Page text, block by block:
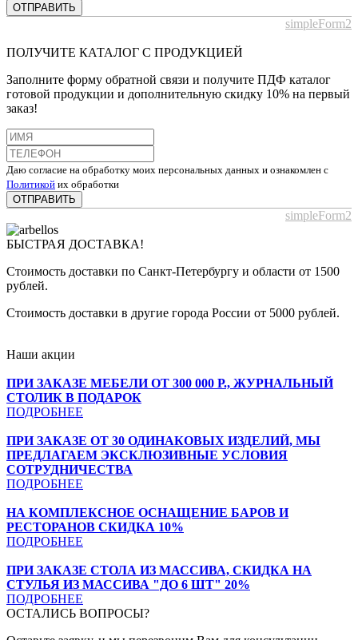
ОТПРАВИТЬ
simpleForm2
ПОЛУЧИТЕ КАТАЛОГ С ПРОДУКЦИЕЙ
Заполните форму обратной связи и получите ПДФ каталог
готовой продукции и дополнительную скидку 10% на первый
заказ!
Даю согласие на обработку моих персональных данных и ознакомлен с
Политикой их обработки
ОТПРАВИТЬ
simpleForm2
БЫСТРАЯ ДОСТАВКА!
Стоимость доставки по Санкт-Петербургу и области от 1500
рублей.
Стоимость доставки в другие города России от 5000 рублей.
Наши акции
ПРИ ЗАКАЗЕ МЕБЕЛИ ОТ 300 000 Р., ЖУРНАЛЬНЫЙ
СТОЛИК В ПОДАРОК
ПОДРОБНЕЕ
ПРИ ЗАКАЗЕ ОТ 30 ОДИНАКОВЫХ ИЗДЕЛИЙ, МЫ
ПРЕДЛАГАЕМ ЭКСКЛЮЗИВНЫЕ УСЛОВИЯ
СОТРУДНИЧЕСТВА
ПОДРОБНЕЕ
НА КОМПЛЕКСНОЕ ОСНАЩЕНИЕ БАРОВ И
РЕСТОРАНОВ СКИДКА 10%
ПОДРОБНЕЕ
ПРИ ЗАКАЗЕ СТОЛА ИЗ МАССИВА, СКИДКА НА
СТУЛЬЯ ИЗ МАССИВА "ДО 6 ШТ" 20%
ПОДРОБНЕЕ
ОСТАЛИСЬ ВОПРОСЫ?